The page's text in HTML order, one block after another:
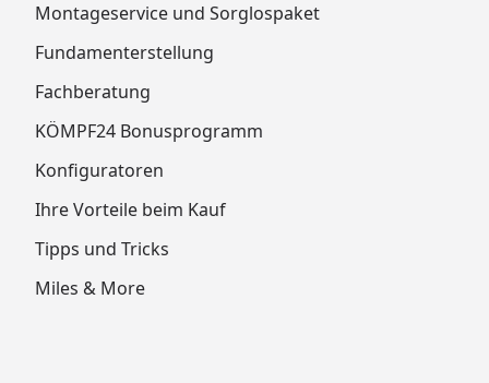
Montageservice und Sorglospaket
Fundamenterstellung
Fachberatung
KÖMPF24 Bonusprogramm
Konfiguratoren
Ihre Vorteile beim Kauf
Tipps und Tricks
Miles & More